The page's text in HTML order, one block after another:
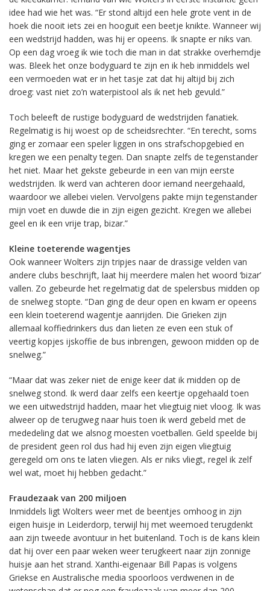
idee had wie het was. “Er stond altijd een hele grote vent in de
hoek die nooit iets zei en hooguit een beetje knikte. Wanneer wij
een wedstrijd hadden, was hij er opeens. Ik snapte er niks van.
Op een dag vroeg ik wie toch die man in dat strakke overhemdje
was. Bleek het onze bodyguard te zijn en ik heb inmiddels wel
een vermoeden wat er in het tasje zat dat hij altijd bij zich
droeg: vast niet zo’n waterpistool als ik net heb gevuld.”
Toch beleeft de rustige bodyguard de wedstrijden fanatiek.
Regelmatig is hij woest op de scheidsrechter. “En terecht, soms
ging er zomaar een speler liggen in ons strafschopgebied en
kregen we een penalty tegen. Dan snapte zelfs de tegenstander
het niet. Maar het gekste gebeurde in een van mijn eerste
wedstrijden. Ik werd van achteren door iemand neergehaald,
waardoor we allebei vielen. Vervolgens pakte mijn tegenstander
mijn voet en duwde die in zijn eigen gezicht. Kregen we allebei
geel en ik een vrije trap, bizar.”
Kleine toeterende wagentjes
Ook wanneer Wolters zijn tripjes naar de drassige velden van
andere clubs beschrijft, laat hij meerdere malen het woord ‘bizar’
vallen. Zo gebeurde het regelmatig dat de spelersbus midden op
de snelweg stopte. “Dan ging de deur open en kwam er opeens
een klein toeterend wagentje aanrijden. Die Grieken zijn
allemaal koffiedrinkers dus dan lieten ze even een stuk of
veertig kopjes ijskoffie de bus inbrengen, gewoon midden op de
snelweg.”
“Maar dat was zeker niet de enige keer dat ik midden op de
snelweg stond. Ik werd daar zelfs een keertje opgehaald toen
we een uitwedstrijd hadden, maar het vliegtuig niet vloog. Ik was
alweer op de terugweg naar huis toen ik werd gebeld met de
mededeling dat we alsnog moesten voetballen. Geld speelde bij
de president geen rol dus had hij even zijn eigen vliegtuig
geregeld om ons te laten vliegen. Als er niks vliegt, regel ik zelf
wel wat, moet hij hebben gedacht.”
Fraudezaak van 200 miljoen
Inmiddels ligt Wolters weer met de beentjes omhoog in zijn
eigen huisje in Leiderdorp, terwijl hij met weemoed terugdenkt
aan zijn tweede avontuur in het buitenland. Toch is de kans klein
dat hij over een paar weken weer terugkeert naar zijn zonnige
huisje aan het strand. Xanthi-eigenaar Bill Papas is volgens
Griekse en Australische media spoorloos verdwenen in de